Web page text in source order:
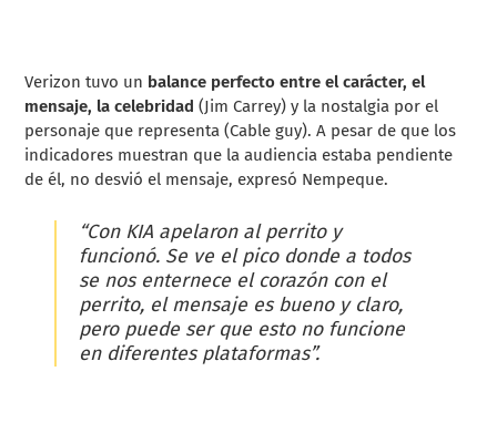
Verizon tuvo un balance perfecto entre el carácter, el
mensaje, la celebridad (Jim Carrey) y la nostalgia por el
personaje que representa (Cable guy). A pesar de que los
indicadores muestran que la audiencia estaba pendiente
de él, no desvió el mensaje, expresó Nempeque.
“Con KIA apelaron al perrito y
funcionó. Se ve el pico donde a todos
se nos enternece el corazón con el
perrito, el mensaje es bueno y claro,
pero puede ser que esto no funcione
en diferentes plataformas”.